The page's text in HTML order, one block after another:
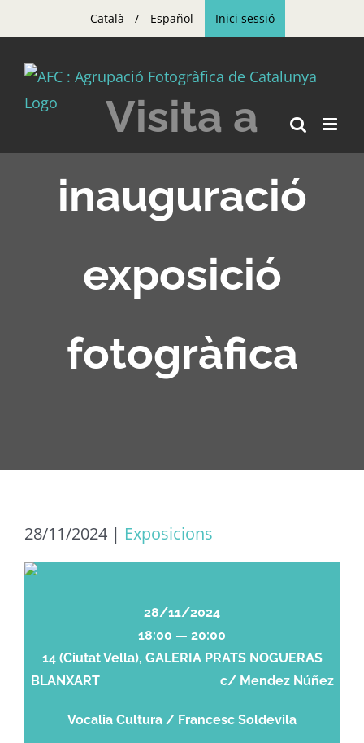
to
content
Català Español Inici sessió
Visita a
inauguració
exposició
fotogràfica
28/11/2024 | Exposicions
28/11/2024
18:00 — 20:00
14 (Ciutat Vella), GALERIA PRATS NOGUERAS
BLANXART c/ Mendez Núñez
Vocalia Cultura / Francesc Soldevila